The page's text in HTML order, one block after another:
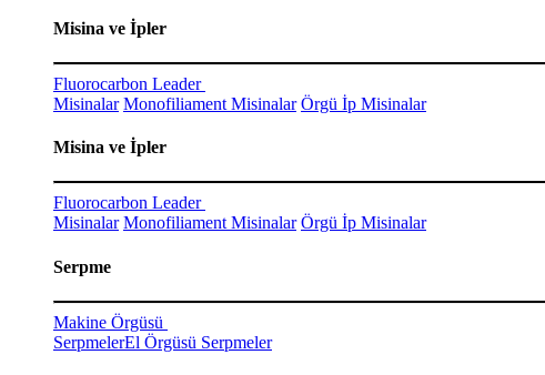
Misina ve İpler
Fluorocarbon Leader
Misinalar Monofiliament Misinalar Örgü İp Misinalar
Misina ve İpler
Fluorocarbon Leader
Misinalar Monofiliament Misinalar Örgü İp Misinalar
Serpme
Makine Örgüsü
SerpmelerEl Örgüsü Serpmeler